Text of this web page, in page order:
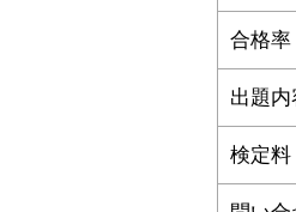
合格率
出題
検定料